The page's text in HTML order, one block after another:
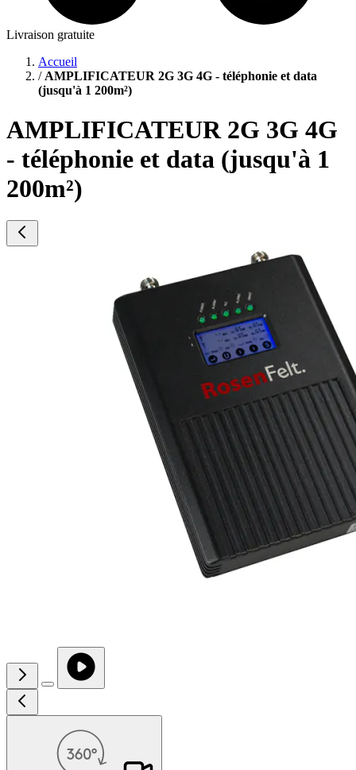
Livraison gratuite
Accueil
/ AMPLIFICATEUR 2G 3G 4G - téléphonie et data
(jusqu'à 1 200m²)
AMPLIFICATEUR 2G 3G 4G
- téléphonie et data (jusqu'à 1
200m²)